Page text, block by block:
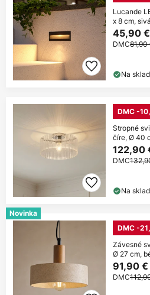
Lucande
x 8 cm,
45,90 €
DMC81,90
Na
DMC -
Stropné
číre, Ø 40
122,90
DMC
Na
Novinka
DMC -
Závesné
Ø 27 cm,
91,90 €
DMC